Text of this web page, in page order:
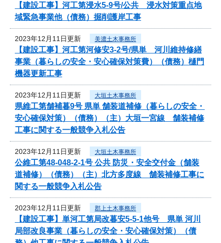
【建設工事】河工第浸水5-9号/公共 浸水対策重点地
域緊急事業他（債務）掘削護岸工事
2023年12月11日更新 美濃土木事務所
【建設工事】河工第河修安3-2号/県単 河川維持修繕
事業（暮らしの安全・安心確保対策費）（債務）樋門
機器更新工事
2023年12月11日更新 大垣土木事務所
県維工第舗補暮9号 県単 舗装道補修（暮らしの安全・
安心確保対策）（債務）（主）大垣一宮線 舗装補修
工事に関する一般競争入札公告
2023年12月11日更新 大垣土木事務所
公維工第48-048-2-1号 公共 防災・安全交付金（舗装
道補修）（債務）（主）北方多度線 舗装補修工事に
関する一般競争入札公告
2023年12月11日更新 郡上土木事務所
【建設工事】単河工第局改暮安5-5-1他号 県単 河川
局部改良事業（暮らしの安全・安心確保対策）（債